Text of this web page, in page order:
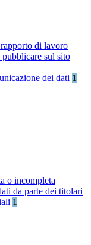
di lavoro
sul sito
dei dati 1
o incompleta
da parte dei titolari
1